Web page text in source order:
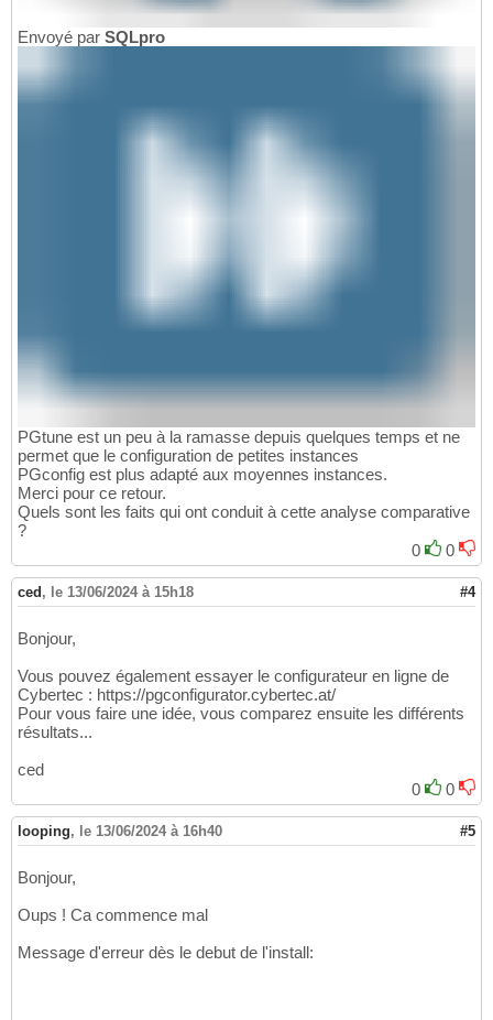
Envoyé par SQLpro
PGtune est un peu à la ramasse depuis quelques temps et ne
permet que le configuration de petites instances
PGconfig est plus adapté aux moyennes instances.
Merci pour ce retour.
Quels sont les faits qui ont conduit à cette analyse comparative
?
0
0
ced , le 13/06/2024 à 15h18 #4
Bonjour,
Vous pouvez également essayer le configurateur en ligne de
Cybertec : https://pgconfigurator.cybertec.at/
Pour vous faire une idée, vous comparez ensuite les différents
résultats...
ced
0
0
looping, le 13/06/2024 à 16h40 #5
Bonjour,
Oups ! Ca commence mal
Message d'erreur dès le debut de l'install: